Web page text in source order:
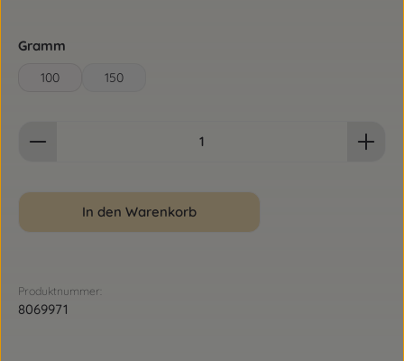
Gramm
100 150
In den Warenkorb
Produktnummer:
8069971